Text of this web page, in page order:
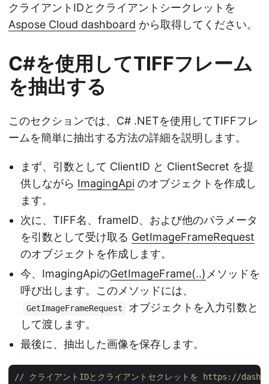
クライアントIDとクライアントシークレットを
Aspose Cloud dashboard から取得してください。
C#を使用してTIFFフレーム
を抽出する
このセクションでは、C# .NETを使用してTIFFフレ
ームを簡単に抽出する方法の詳細を説明します。
まず、引数として ClientID と ClientSecret を提
供しながら ImagingApi のオブジェクトを作成し
ます。
次に、TIFF名、frameID、および他のパラメータ
を引数として受け取る GetImageFrameRequest
のオブジェクトを作成します。
今、ImagingApiのGetImageFrame(..) メソッドを
呼び出します。このメソッドには、
GetImageFrameRequest
オブジェクトを入力引数と
して渡します。
最後に、抽出した画像を保存します。
// クライアントIDとクライアントセクレットを https://